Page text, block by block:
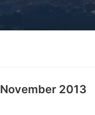
November 2013